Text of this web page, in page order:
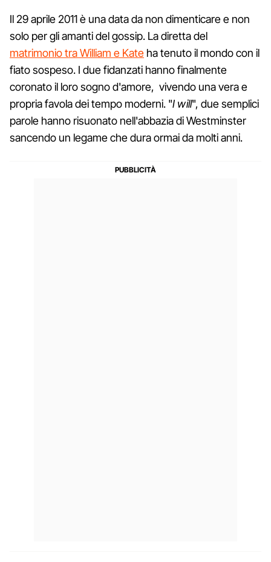
Il 29 aprile 2011 è una data da non dimenticare e non
solo per gli amanti del gossip. La diretta del
matrimonio tra William e Kate ha tenuto il mondo con il
fiato sospeso. I due fidanzati hanno finalmente
coronato il loro sogno d'amore, vivendo una vera e
propria favola dei tempo moderni. "I will", due semplici
parole hanno risuonato nell'abbazia di Westminster
sancendo un legame che dura ormai da molti anni.